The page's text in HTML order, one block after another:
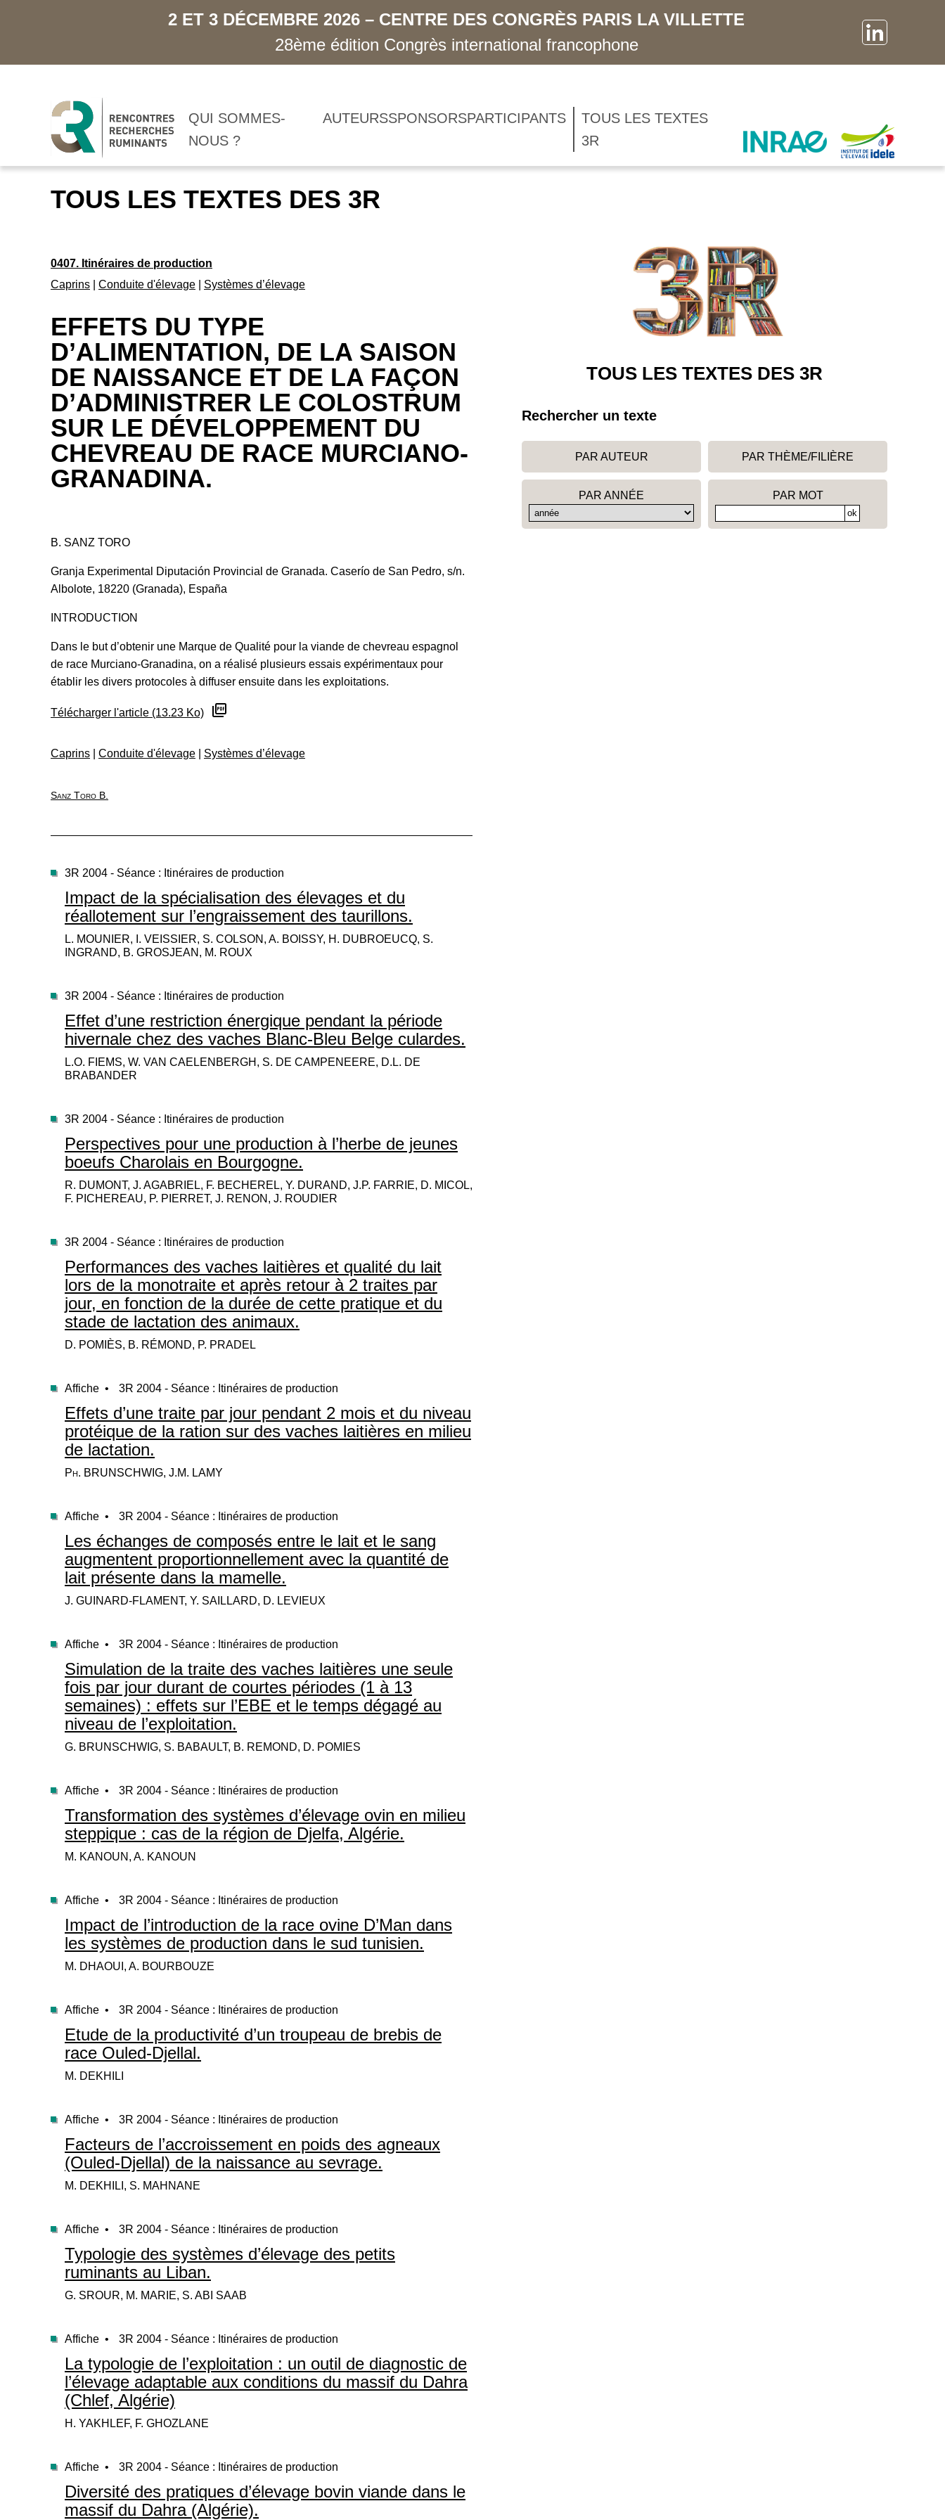
2 ET 3 DÉCEMBRE 2026 – CENTRE DES CONGRÈS PARIS LA VILLETTE
28ème édition Congrès international francophone
QUI SOMMES-
NOUS ?
AUTEURSSPONSORSPARTICIPANTS
TOUS LES TEXTES
3R
TOUS LES TEXTES DES 3R
0407. Itinéraires de production
Caprins
Conduite d'élevage Systèmes d’élevage
EFFETS DU TYPE
D’ALIMENTATION, DE LA SAISON
DE NAISSANCE ET DE LA FAÇON
D’ADMINISTRER LE COLOSTRUM
SUR LE DÉVELOPPEMENT DU
CHEVREAU DE RACE MURCIANO-
GRANADINA.
B. SANZ TORO
Granja Experimental Diputación Provincial de Granada. Caserío de San Pedro, s/n.
Albolote, 18220 (Granada), España
INTRODUCTION
Dans le but d’obtenir une Marque de Qualité pour la viande de chevreau espagnol
de race Murciano-Granadina, on a réalisé plusieurs essais expérimentaux pour
établir les divers protocoles à diffuser ensuite dans les exploitations.
Télécharger l'article (13.23 Ko)
Caprins Conduite d'élevage Systèmes d’élevage
Sanz Toro B.
TOUS LES TEXTES DES 3R
Rechercher un texte
PAR AUTEUR PAR THÈME/FILIÈRE
PAR ANNÉE PAR MOT
3R 2004 - Séance : Itinéraires de production
Impact de la spécialisation des élevages et du
réallotement sur l’engraissement des taurillons.
L. MOUNIER, I. VEISSIER, S. COLSON, A. BOISSY, H. DUBROEUCQ, S.
INGRAND, B. GROSJEAN, M. ROUX
3R 2004 - Séance : Itinéraires de production
Effet d’une restriction énergique pendant la période
hivernale chez des vaches Blanc-Bleu Belge culardes.
L.O. FIEMS, W. VAN CAELENBERGH, S. DE CAMPENEERE, D.L. DE
BRABANDER
3R 2004 - Séance : Itinéraires de production
Perspectives pour une production à l’herbe de jeunes
boeufs Charolais en Bourgogne.
R. DUMONT, J. AGABRIEL, F. BECHEREL, Y. DURAND, J.P. FARRIE, D. MICOL,
F. PICHEREAU, P. PIERRET, J. RENON, J. ROUDIER
3R 2004 - Séance : Itinéraires de production
Performances des vaches laitières et qualité du lait
lors de la monotraite et après retour à 2 traites par
jour, en fonction de la durée de cette pratique et du
stade de lactation des animaux.
D. POMIÈS, B. RÉMOND, P. PRADEL
Affiche • 3R 2004 - Séance : Itinéraires de production
Effets d’une traite par jour pendant 2 mois et du niveau
protéique de la ration sur des vaches laitières en milieu
de lactation.
Ph. BRUNSCHWIG, J.M. LAMY
Affiche • 3R 2004 - Séance : Itinéraires de production
Les échanges de composés entre le lait et le sang
augmentent proportionnellement avec la quantité de
lait présente dans la mamelle.
J. GUINARD-FLAMENT, Y. SAILLARD, D. LEVIEUX
Affiche • 3R 2004 - Séance : Itinéraires de production
Simulation de la traite des vaches laitières une seule
fois par jour durant de courtes périodes (1 à 13
semaines) : effets sur l’EBE et le temps dégagé au
niveau de l’exploitation.
G. BRUNSCHWIG, S. BABAULT, B. REMOND, D. POMIES
Affiche • 3R 2004 - Séance : Itinéraires de production
Transformation des systèmes d’élevage ovin en milieu
steppique : cas de la région de Djelfa, Algérie.
M. KANOUN, A. KANOUN
Affiche • 3R 2004 - Séance : Itinéraires de production
Impact de l’introduction de la race ovine D’Man dans
les systèmes de production dans le sud tunisien.
M. DHAOUI, A. BOURBOUZE
Affiche • 3R 2004 - Séance : Itinéraires de production
Etude de la productivité d’un troupeau de brebis de
race Ouled-Djellal.
M. DEKHILI
Affiche • 3R 2004 - Séance : Itinéraires de production
Facteurs de l’accroissement en poids des agneaux
(Ouled-Djellal) de la naissance au sevrage.
M. DEKHILI, S. MAHNANE
Affiche • 3R 2004 - Séance : Itinéraires de production
Typologie des systèmes d’élevage des petits
ruminants au Liban.
G. SROUR, M. MARIE, S. ABI SAAB
Affiche • 3R 2004 - Séance : Itinéraires de production
La typologie de l’exploitation : un outil de diagnostic de
l’élevage adaptable aux conditions du massif du Dahra
(Chlef, Algérie)
H. YAKHLEF, F. GHOZLANE
Affiche • 3R 2004 - Séance : Itinéraires de production
Diversité des pratiques d’élevage bovin viande dans le
massif du Dahra (Algérie).